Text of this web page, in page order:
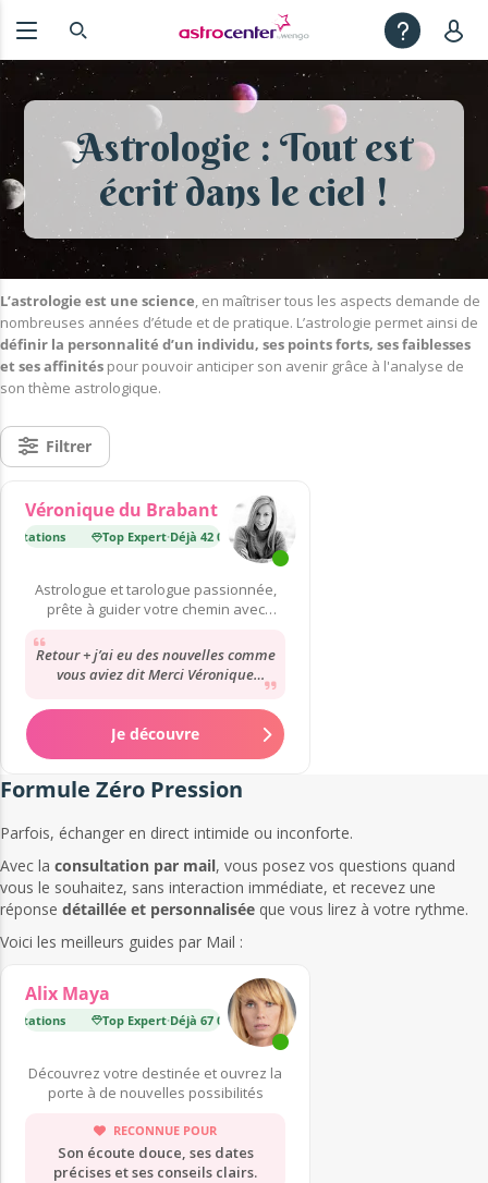
Astrologie : Tout est
écrit dans le ciel !
L’astrologie est une science, en maîtriser tous les aspects demande de
nombreuses années d’étude et de pratique. L’astrologie permet ainsi de
définir la personnalité d’un individu, ses points forts, ses faiblesses
et ses affinités pour pouvoir anticiper son avenir grâce à l'analyse de
son thème astrologique.
Filtrer
Véronique du Brabant
Top Expert·Déjà 42 000 consultations
Astrologue et tarologue passionnée,
prête à guider votre chemin avec
Retour + j’ai eu des nouvelles comme
vous aviez dit Merci Véronique
Je découvre
Formule Zéro Pression
Parfois, échanger en direct intimide ou inconforte.
Avec la consultation par mail, vous posez vos questions quand
vous le souhaitez, sans interaction immédiate, et recevez une
réponse détaillée et personnalisée que vous lirez à votre rythme.
Voici les meilleurs guides par Mail :
Alix Maya
Top Expert·Déjà 67 000 consultations
Découvrez votre destinée et ouvrez la
porte à de nouvelles possibilités
RECONNUE POUR
Son écoute douce, ses dates
précises et ses conseils clairs.